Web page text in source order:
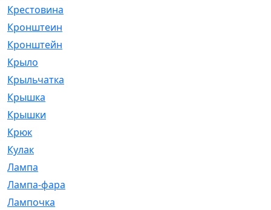
Крестовина
Кронштеин
Кронштейн
Крыло
Крыльчатка
Крышка
Крышки
Крюк
Кулак
Лампа
Лампа-фара
Лампочка